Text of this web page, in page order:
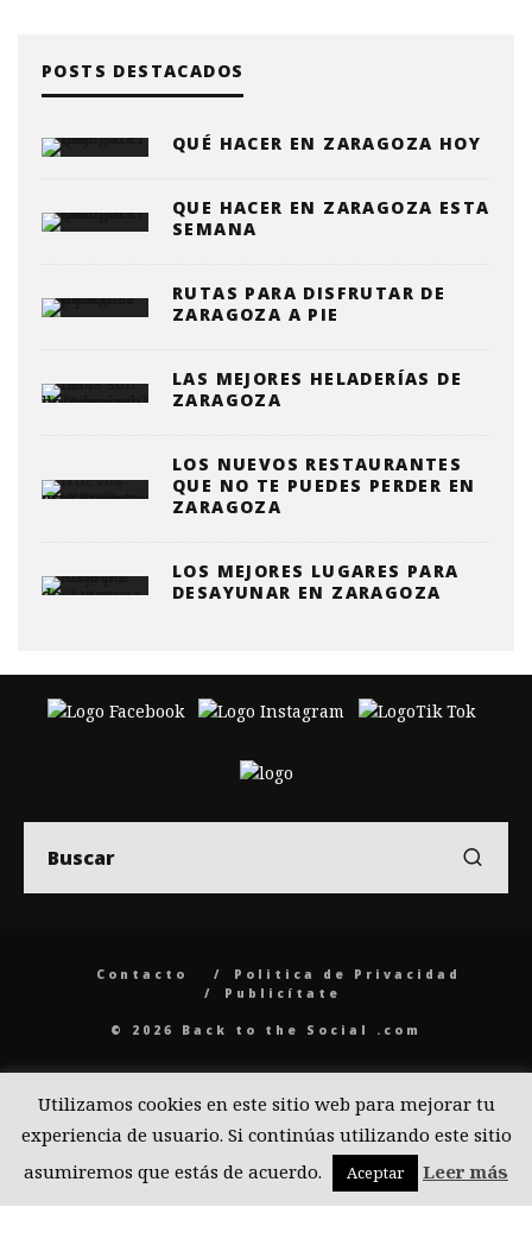
POSTS DESTACADOS
QUÉ HACER EN ZARAGOZA HOY
QUE HACER EN ZARAGOZA ESTA
SEMANA
RUTAS PARA DISFRUTAR DE
ZARAGOZA A PIE
LAS MEJORES HELADERÍAS DE
ZARAGOZA
LOS NUEVOS RESTAURANTES
QUE NO TE PUEDES PERDER EN
ZARAGOZA
LOS MEJORES LUGARES PARA
DESAYUNAR EN ZARAGOZA
Contacto
Politica de Privacidad
Publicítate
© 2026 Back to the Social .com
Utilizamos cookies en este sitio web para mejorar tu
experiencia de usuario. Si continúas utilizando este sitio
asumiremos que estás de acuerdo.
Aceptar Leer más